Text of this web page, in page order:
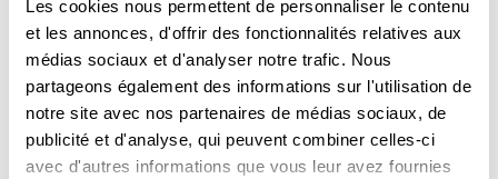
Les cookies nous permettent de personnaliser le contenu
et les annonces, d'offrir des fonctionnalités relatives aux
médias sociaux et d'analyser notre trafic. Nous
partageons également des informations sur l'utilisation de
notre site avec nos partenaires de médias sociaux, de
publicité et d'analyse, qui peuvent combiner celles-ci
avec d'autres informations que vous leur avez fournies
1-3 jours ouvrables avec La Poste CH